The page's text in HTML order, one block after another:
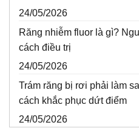
24/05/2026
Răng nhiễm fluor là gì?
cách điều trị
24/05/2026
Trám răng bị rơi phải làm
cách khắc phục dứt điểm
24/05/2026